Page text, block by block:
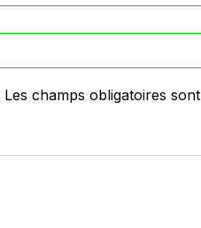
Les champs obligatoires